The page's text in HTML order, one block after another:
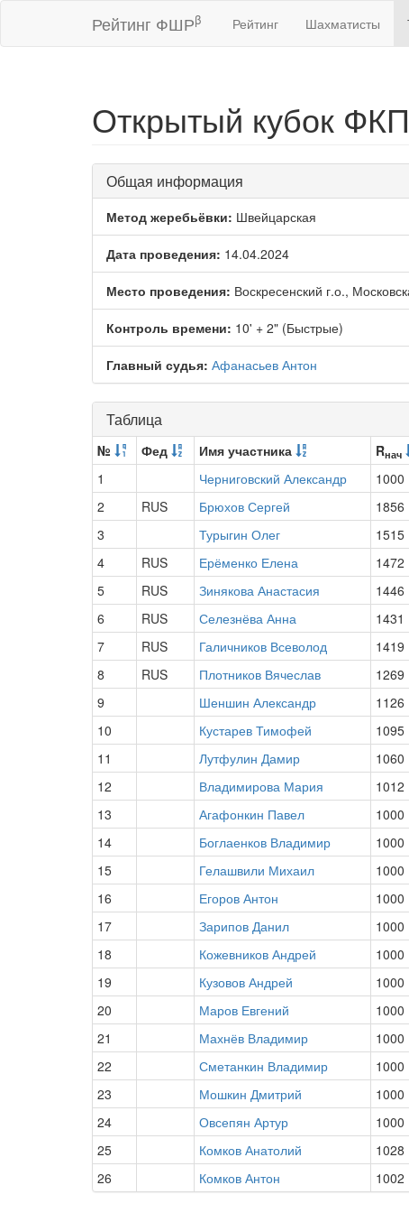
Рейтинг ФШРβ Рейтинг Шахматисты
Открытый кубок
Общая информация
Метод жеребьёвки: Швейцарская
Дата проведения: 14.04.2024
Место проведения: Воскресенский г.о.,
Контроль времени: 10' + 2" (Быстрые)
Главный судья: Афанасьев Антон
Таблица
№ Фед Имя участника Rнач
1
Черниговский Александр 1000
2
RUS Брюхов Сергей 1856
3
Турыгин Олег 1515
4
RUS Ерёменко Елена 1472
5
RUS Зинякова Анастасия 1446
6
RUS Селезнёва Анна 1431
7
RUS Галичников Всеволод 1419
8
RUS Плотников Вячеслав 1269
9
Шеншин Александр 1126
10
Кустарев Тимофей 1095
11
Лутфулин Дамир 1060
12
Владимирова Мария 1012
13
Агафонкин Павел 1000
14
Боглаенков Владимир 1000
15
Гелашвили Михаил 1000
16
Егоров Антон 1000
17
Зарипов Данил 1000
18
Кожевников Андрей 1000
19
Кузовов Андрей 1000
20
Маров Евгений 1000
21
Махнёв Владимир 1000
22
Сметанкин Владимир 1000
23
Мошкин Дмитрий 1000
24
Овсепян Артур 1000
25
Комков Анатолий 1028
26
Комков Антон 1002